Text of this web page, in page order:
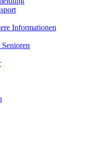
Informationen